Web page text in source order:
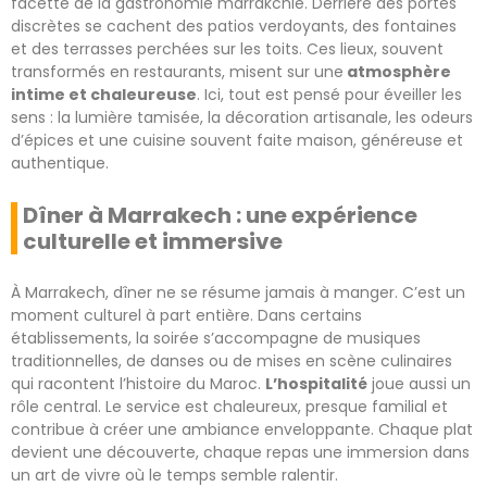
discrètes se cachent des patios verdoyants, des fontaines
et des terrasses perchées sur les toits. Ces lieux, souvent
transformés en restaurants, misent sur une atmosphère
intime et chaleureuse. Ici, tout est pensé pour éveiller les
sens : la lumière tamisée, la décoration artisanale, les odeurs
d’épices et une cuisine souvent faite maison, généreuse et
authentique.
Dîner à Marrakech : une expérience
culturelle et immersive
À Marrakech, dîner ne se résume jamais à manger. C’est un
moment culturel à part entière. Dans certains
établissements, la soirée s’accompagne de musiques
traditionnelles, de danses ou de mises en scène culinaires
qui racontent l’histoire du Maroc. L’hospitalité joue aussi un
rôle central. Le service est chaleureux, presque familial et
contribue à créer une ambiance enveloppante. Chaque plat
devient une découverte, chaque repas une immersion dans
un art de vivre où le temps semble ralentir.